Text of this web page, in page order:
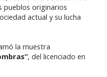
pueblos originarios
actual y su lucha
la muestra
, del licenciado en